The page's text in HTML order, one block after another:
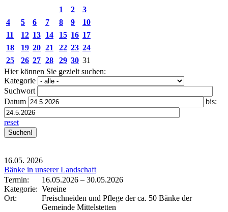
1
2
3
4
5 6 7 8 9
10
11
12 13 14 15 16 17
18
19 20 21 22 23 24
25
26 27 28 29 30 31
Hier können Sie gezielt suchen:
Kategorie
Suchwort
Datum
bis:
reset
16.05. 2026
Bänke in unserer Landschaft
Termin:
16.05.2026 – 30.05.2026
Kategorie: Vereine
Ort:
Freischneiden und Pflege der ca. 50 Bänke der
Gemeinde Mittelstetten